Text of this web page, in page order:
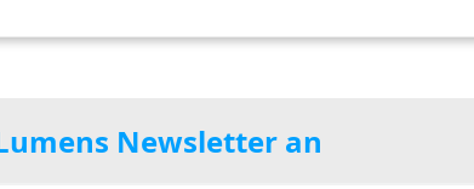
Newsletter an